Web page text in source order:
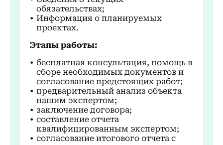
обязательствах;
Информация о планируемых
проектах.
Этапы работы:
бесплатная консультация, помощь в
сборе необходимых документов и
согласование предстоящих работ;
предварительный анализ объекта
нашим экспертом;
заключение договора;
составление отчета
квалифицированным экспертом;
согласование итогового отчета с